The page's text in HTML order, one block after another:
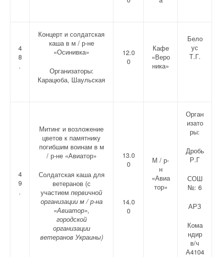
4
8
.
Концерт и солдатская
каша в м / р-не
«Осинивка»
Организаторы:
Карацюба, Шаульская
12.0
0
Кафе
«Веро
ника»
Бело
ус
Т.Г.
4
9
.
Митинг и возложение
цветов к памятнику
погибшим воинам в м
/ р-не «Авиатор»
Солдатская каша для
ветеранов (с
участием первичной
организации м / р-на
«Авиатор»,
городской
организации
ветеранов Украины)
13.0
0
14.0
0
М / р-
н
«Авиа
тор»
Орган
изато
ры:
Дробь
Р.Г
СОШ
№: 6
АРЗ
Кома
ндир
в/ч
А4104